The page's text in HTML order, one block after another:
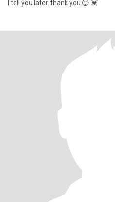
I tell you later. thank you 😊 💓